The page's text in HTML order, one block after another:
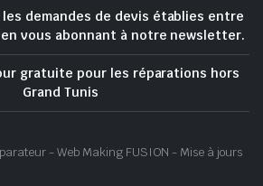
demandes de devis établies entre
en vous abonnant à notre newsletter.
gratuite pour les réparations hors
Grand Tunis
- Web Making FUSION - Mise à jours